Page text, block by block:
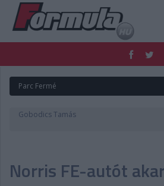
FORMULA
NEMZETKÖZI
DIGITÁLIS MAGAZIN
Parc Fermé
Gobodics Tamás
Norris FE-autót